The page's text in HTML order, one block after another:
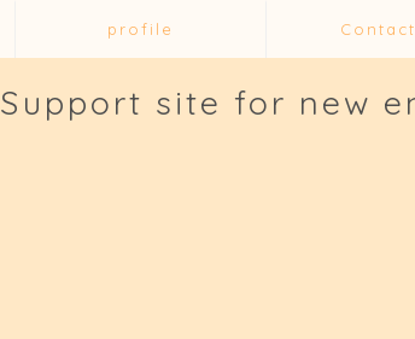
profile
Support site for new